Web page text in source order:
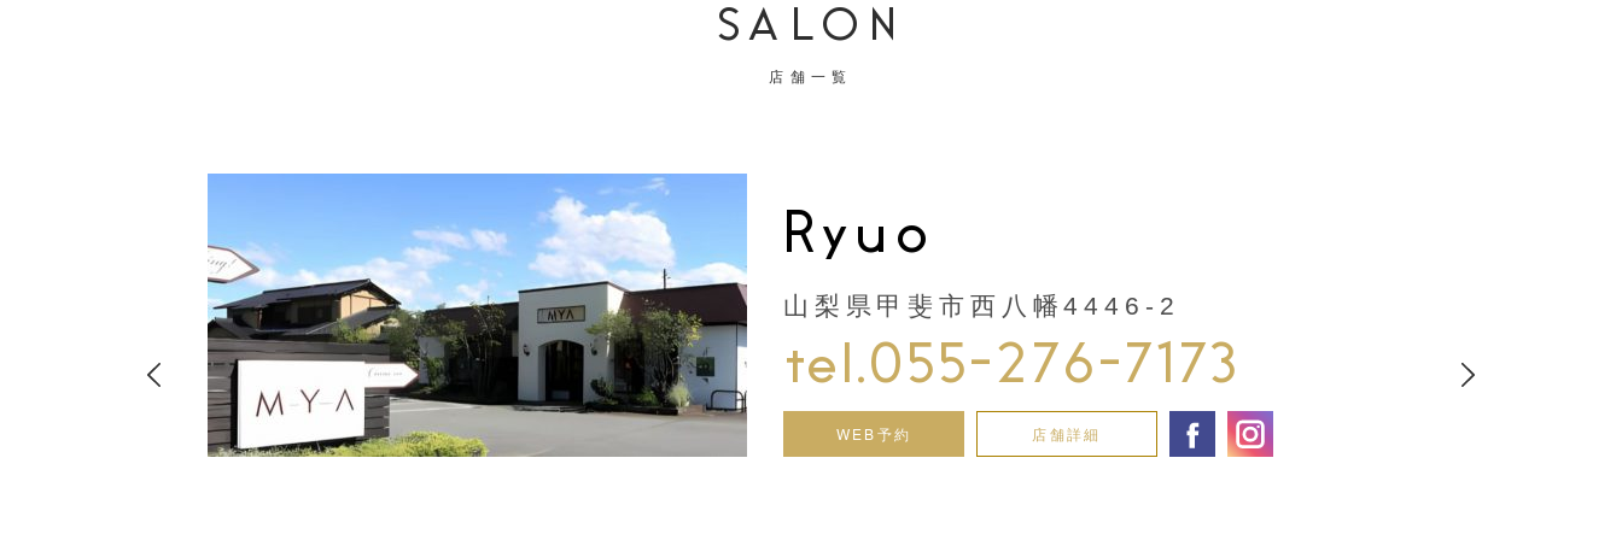
SALON
店舗一覧
店舗
Ryuo
山梨県甲斐市西八幡4446-2
tel.055-276-7173
WEB予約 店舗詳細